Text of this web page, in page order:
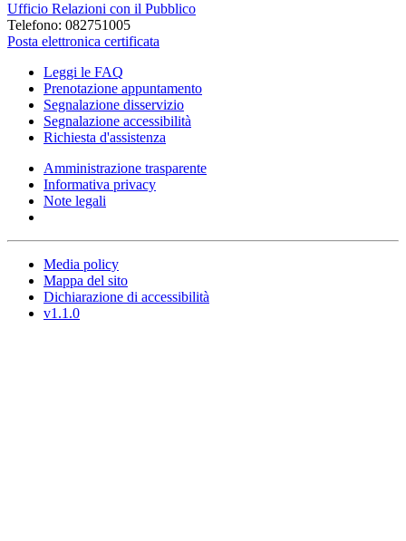
Ufficio Relazioni con il Pubblico
Telefono: 082751005
Posta elettronica certificata
Leggi le FAQ
Prenotazione appuntamento
Segnalazione disservizio
Segnalazione accessibilità
Richiesta d'assistenza
Amministrazione trasparente
Informativa privacy
Note legali
Media policy
Mappa del sito
Dichiarazione di accessibilità
v1.1.0